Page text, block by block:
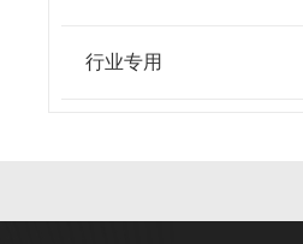
行业专用